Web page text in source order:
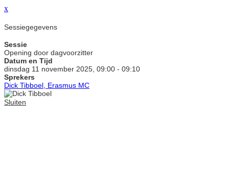
x
Sessiegegevens
Sessie
Opening door dagvoorzitter
Datum en Tijd
dinsdag 11 november 2025, 09:00 - 09:10
Sprekers
Dick Tibboel, Erasmus MC
Sluiten